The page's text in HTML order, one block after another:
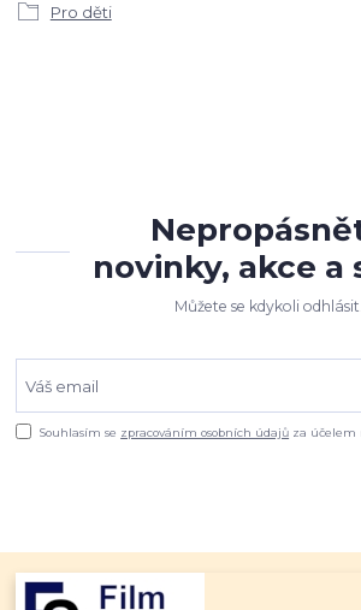
Pro děti
novinky, akce a
Můžete se kdykoli odhlásit.
Souhlasím se zpracováním osobních údajů za účelem